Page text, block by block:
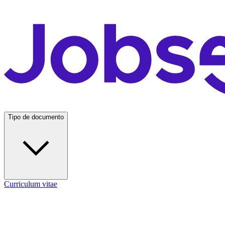
Tipo de documento
Curriculum vitae